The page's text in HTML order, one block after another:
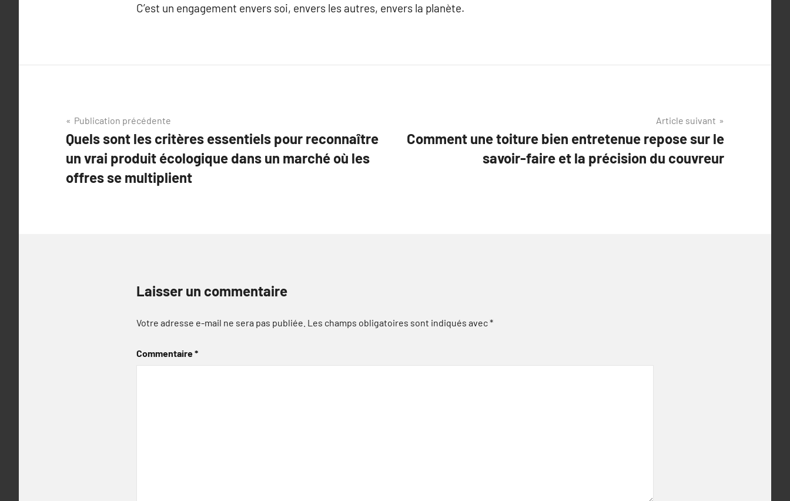
C’est un engagement envers soi, envers les autres, envers la planète.
Navigation
de
l’article
Publication précédente
Quels sont les critères essentiels pour reconnaître
un vrai produit écologique dans un marché où les
offres se multiplient
Article suivant
Comment une toiture bien entretenue repose sur le
savoir-faire et la précision du couvreur
Laisser un commentaire
Votre adresse e-mail ne sera pas publiée. Les champs obligatoires sont indiqués avec*
Commentaire*